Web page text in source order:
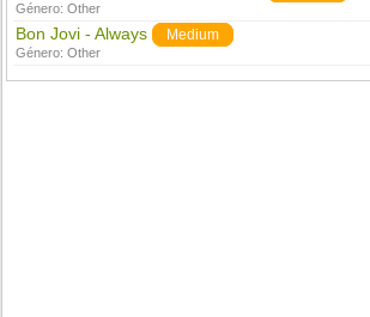
Género:Other
Bon Jovi - Always Medium
Género:Other